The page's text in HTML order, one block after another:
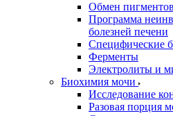
Обмен пигментов
Программа
болезней печени
Специфические
Ферменты
Электролиты и
Биохимия мочи
Исследование
Разовая порция